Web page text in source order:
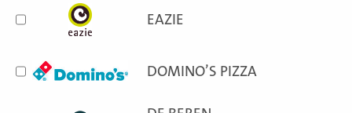
EAZIE
DOMINO’S PIZZA